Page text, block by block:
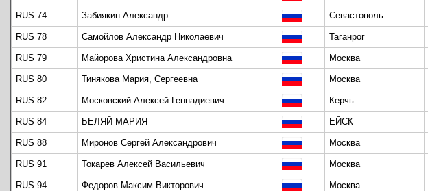
RUS 74 Забиякин Александр Севастополь
RUS 78 Самойлов Александр Николаевич Таганрог
RUS 79 Майорова Христина Александровна Москва
RUS 80 Тинякова Мария, Сергеевна Москва
RUS 82 Московский Алексей Геннадиевич Керчь
RUS 84 БЕЛЯЙ МАРИЯ ЕЙСК
RUS 88 Миронов Сергей Александрович Москва
RUS 91 Токарев Алексей Васильевич Москва
RUS 94 Федоров Максим Викторович Москва